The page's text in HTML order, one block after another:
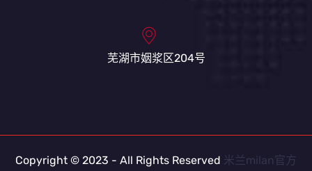
芜湖市姻浆区204号
Copyright © 2023 - All Rights Reserved 米兰milan官方